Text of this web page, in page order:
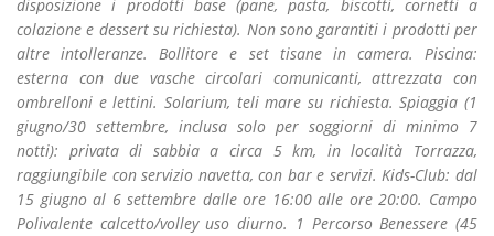
disposizione i prodotti base (pane, pasta, biscotti, cornetti a
colazione e dessert su richiesta). Non sono garantiti i prodotti per
altre intolleranze. Bollitore e set tisane in camera. Piscina:
esterna con due vasche circolari comunicanti, attrezzata con
ombrelloni e lettini. Solarium, teli mare su richiesta. Spiaggia (1
giugno/30 settembre, inclusa solo per soggiorni di minimo 7
notti): privata di sabbia a circa 5 km, in località Torrazza,
raggiungibile con servizio navetta, con bar e servizi. Kids-Club: dal
15 giugno al 6 settembre dalle ore 16:00 alle ore 20:00. Campo
Polivalente calcetto/volley uso diurno. 1 Percorso Benessere (45